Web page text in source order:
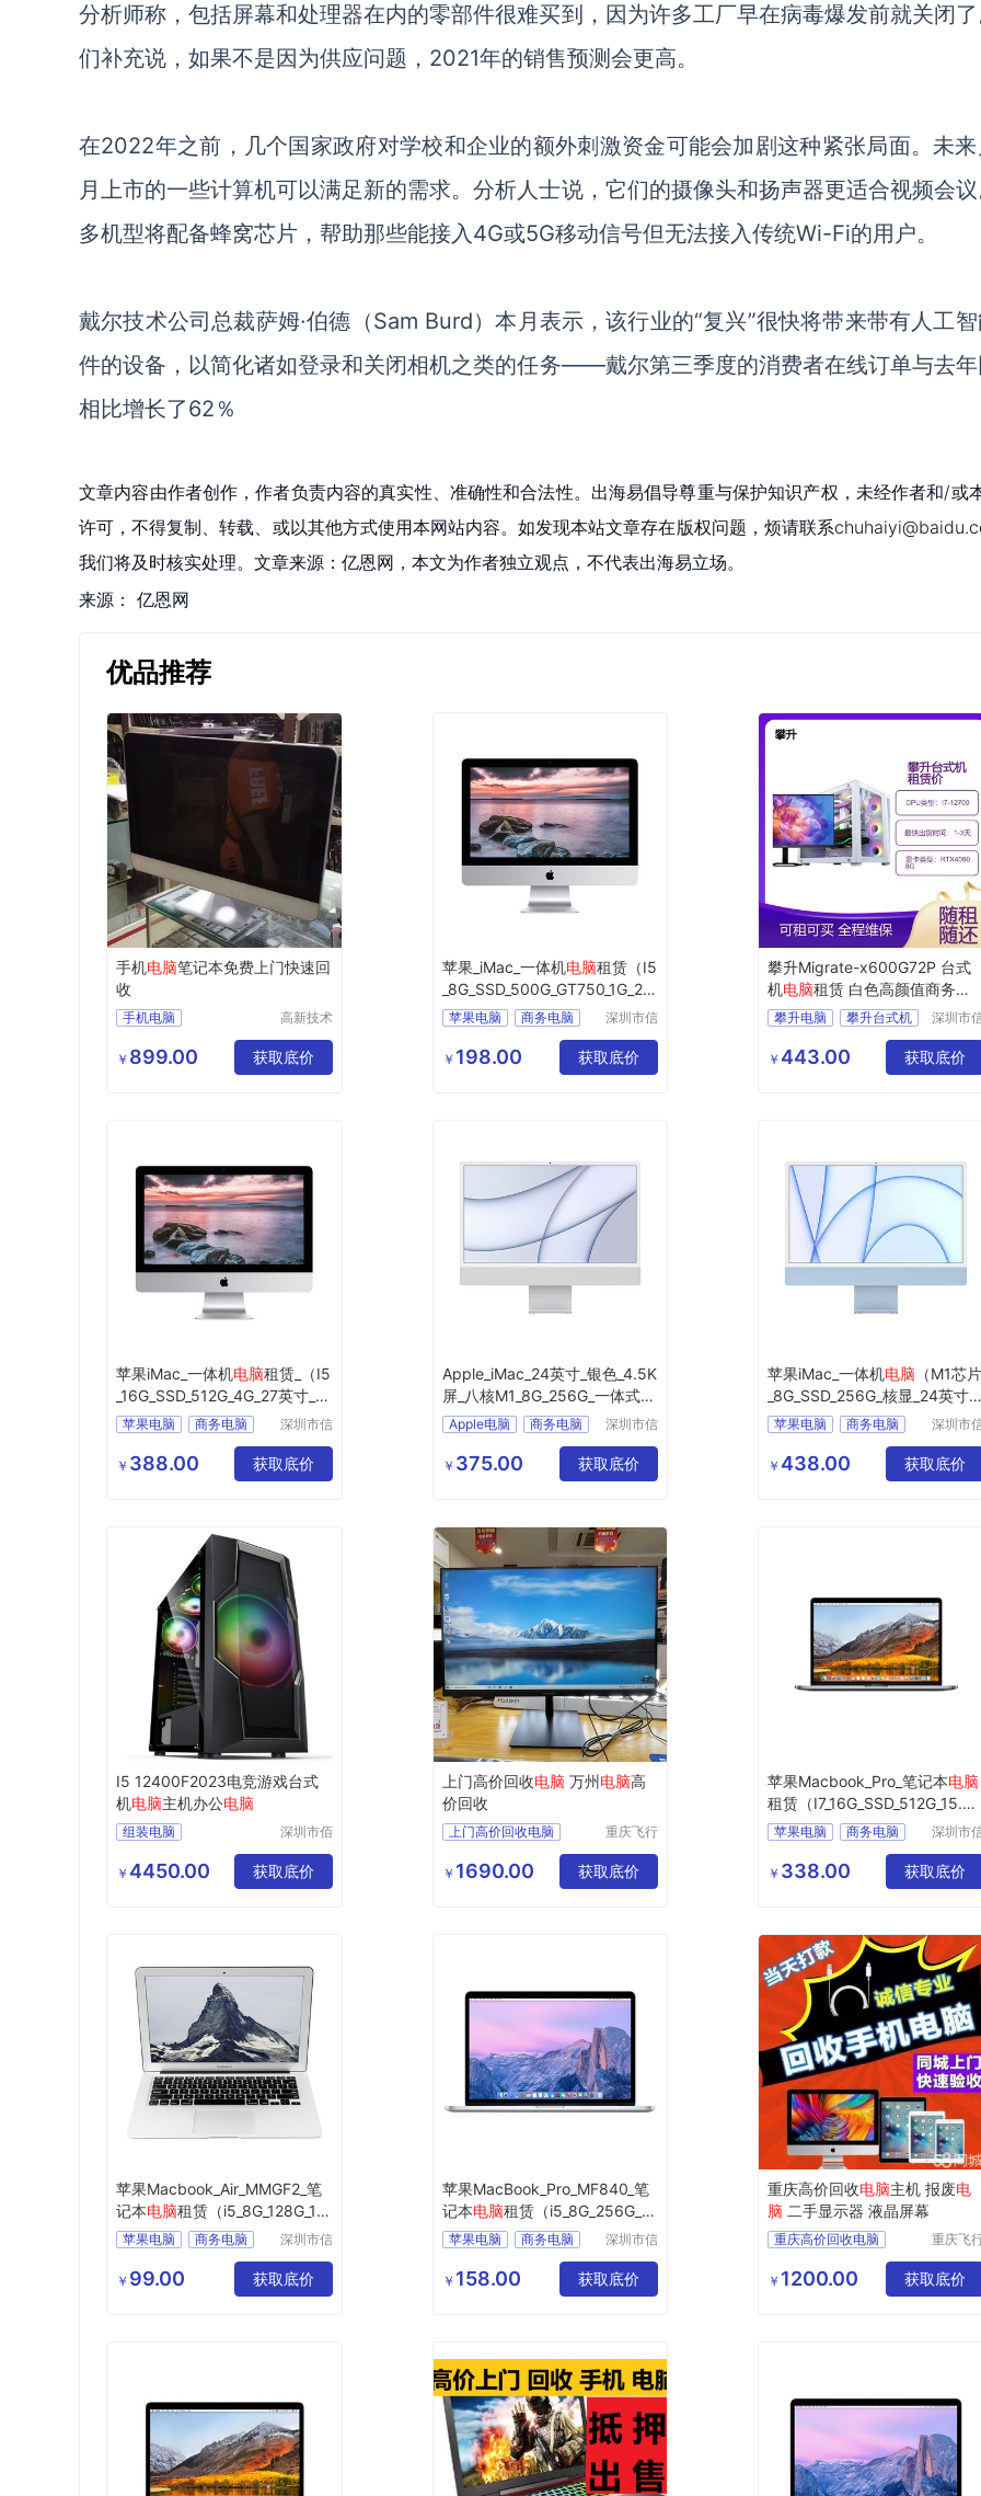
分析师称，包括屏幕和处理器在内的零部件很难买到，因为许多工厂早在病毒爆发前就关闭
们补充说，如果不是因为供应问题， 2021年的销售预测会更高。
在2022年之前，几个国家政府对学校和企业的额外刺激资金可能会加剧这种紧张局面。未
月上市的一些计算机可以满足新的需求。分析人士说，它们的摄像头和扬声器更适合视频会
多机型将配备蜂窝芯片，帮助那些能接入4G或5G移动信号但无法接入传统Wi-Fi的用户。
戴尔技术公司总裁萨姆·伯德（Sam Burd）本月表示，该行业的“复兴”很快将带来带有人工
件的设备，以简化诸如登录和关闭相机之类的任务——戴尔第三季度的消费者在线订单与去
相比增长了62％
文章内容由作者创作，作者负责内容的真实性、准确性和合法性。出海易倡导尊重与保护知识产权，未经作者和/或
许可，不得复制、转载、或以其他方式使用本网站内容。如发现本站文章存在版权问题，烦请联系
我们将及时核实处理。文章来源：亿恩网，本文为作者独立观点，不代表出海易立场。
来源： 亿恩网
优品推荐
手机电脑笔记本免费上门快速回
收
手机电脑
高新技术
区良驹电
子经营部
￥ 899.00 获取底价
苹果_iMac_一体机电脑租赁（I5
_8G_SSD_500G_GT750_1G_21.
5寸）
苹果电脑
商务电脑
办公电脑
企业电脑
深圳市信
技术有限
公司
￥ 198.00 获取底价
攀升Migrate-x600G72P 台式
机电脑租赁 白色高颜值商务办
公电脑
攀升电脑
攀升台式机
电脑租赁
租电脑
深圳市
技术有
公司
￥ 443.00 获取底价
苹果iMac_一体机电脑租赁_（I5
_16G_SSD_512G_4G_27英寸_5
K屏）
苹果电脑
商务电脑
办公电脑
企业电脑
深圳市信
技术有限
公司
￥ 388.00 获取底价
Apple_iMac_24英寸_银色_4.5K
屏_八核M1_8G_256G_一体式电
脑主机
Apple电脑
商务电脑
办公电脑
苹果一体机
深圳市信
技术有限
公司
￥ 375.00 获取底价
苹果iMac_一体机电脑 （M1芯
_8G_SSD_256G_核显_24英寸_
4.5K屏）
苹果电脑
商务电脑
办公电脑
企业电脑
深圳市
技术有
公司
￥ 438.00 获取底价
I5 12400F2023电竞游戏台式
机电脑主机办公电脑
组装电脑
电脑主机台式
深圳市佰
技有限公
司
￥ 4450.00 获取底价
上门高价回收电脑 万州电脑高
价回收
上门高价回收电脑
重庆飞行
限公司
￥ 1690.00 获取底价
苹果Macbook_Pro_笔记本电脑
租赁（I7_16G_SSD_512G_15.4
寸_2K屏）
苹果电脑
商务电脑
办公电脑
企业电脑
深圳市
技术有
公司
￥ 338.00 获取底价
苹果Macbook_Air_MMGF2_笔
记本电脑租赁（i5_8G_128G_13.
3英寸）
苹果电脑
商务电脑
办公电脑
企业电脑
深圳市信
技术有限
公司
￥ 99.00 获取底价
苹果MacBook_Pro_MF840_笔
记本电脑租赁（i5_8G_256G_1
3.3英寸）
苹果电脑
商务电脑
办公电脑
企业电脑
深圳市信
技术有限
公司
￥ 158.00 获取底价
重庆高价回收电脑主机 报废电
脑 二手显示器 液晶屏幕
重庆高价回收电脑
重庆飞
限公司
￥ 1200.00 获取底价